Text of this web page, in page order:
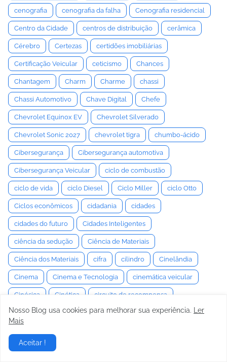
cenografia cenografia da falha Cenografia residencial
Centro da Cidade centros de distribuição cerâmica
Cérebro Certezas certidões imobiliárias
Certificação Veicular ceticismo Chances
Chantagem Charm Charme chassi
Chassi Automotivo Chave Digital Chefe
Chevrolet Equinox EV Chevrolet Silverado
Chevrolet Sonic 2027 chevrolet tigra chumbo-ácido
Cibersegurança Cibersegurança automotiva
Cibersegurança Veicular ciclo de combustão
ciclo de vida ciclo Diesel Ciclo Miller ciclo Otto
Ciclos econômicos cidadania cidades
cidades do futuro Cidades Inteligentes
ciência da sedução Ciência de Materiais
Ciência dos Materiais cifra cilindro Cinelândia
Cinema Cinema e Tecnologia cinemática veicular
Cinésica Cinética circuito de recompensa
circuitos dopaminérgicos Cisalhamento Citroën C4
Clássico clássicos modernos
Nosso Blog usa cookies para melhorar sua experiência.
Ler
Mais
Aceitar !